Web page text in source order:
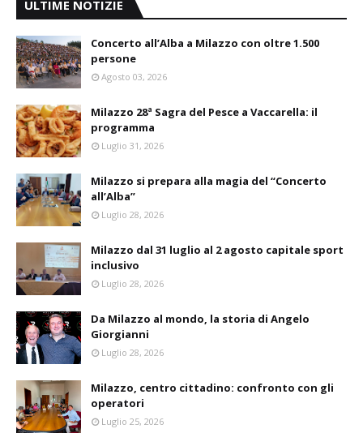
ULTIME NOTIZIE
Concerto all’Alba a Milazzo con oltre 1.500
persone
Agosto 03, 2026
Milazzo 28ª Sagra del Pesce a Vaccarella: il
programma
Luglio 31, 2026
Milazzo si prepara alla magia del “Concerto
all’Alba”
Luglio 28, 2026
Milazzo dal 31 luglio al 2 agosto capitale sport
inclusivo
Luglio 28, 2026
Da Milazzo al mondo, la storia di Angelo
Giorgianni
Luglio 28, 2026
Milazzo, centro cittadino: confronto con gli
operatori
Luglio 25, 2026